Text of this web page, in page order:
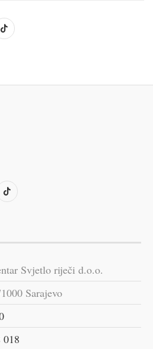
Svjetlo riječi d.o.o.
Sarajevo